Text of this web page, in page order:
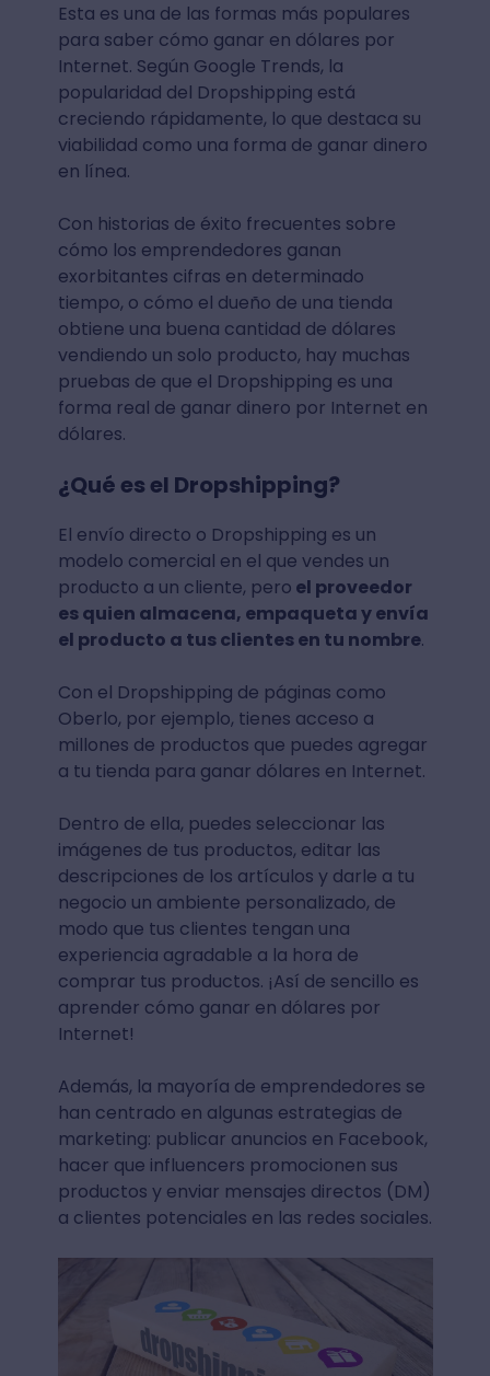
Esta es una de las formas más populares
para saber cómo ganar en dólares por
Internet. Según Google Trends, la
popularidad del Dropshipping está
creciendo rápidamente, lo que destaca su
viabilidad como una forma de ganar dinero
en línea.
Con historias de éxito frecuentes sobre
cómo los emprendedores ganan
exorbitantes cifras en determinado
tiempo, o cómo el dueño de una tienda
obtiene una buena cantidad de dólares
vendiendo un solo producto, hay muchas
pruebas de que el Dropshipping es una
forma real de ganar dinero por Internet en
dólares.
¿Qué es el Dropshipping?
El envío directo o Dropshipping es un
modelo comercial en el que vendes un
producto a un cliente, pero el proveedor
es quien almacena, empaqueta y envía
el producto a tus clientes en tu nombre.
Con el Dropshipping de páginas como
Oberlo, por ejemplo, tienes acceso a
millones de productos que puedes agregar
a tu tienda para ganar dólares en Internet.
Dentro de ella, puedes seleccionar las
imágenes de tus productos, editar las
descripciones de los artículos y darle a tu
negocio un ambiente personalizado, de
modo que tus clientes tengan una
experiencia agradable a la hora de
comprar tus productos. ¡Así de sencillo es
aprender cómo ganar en dólares por
Internet!
Además, la mayoría de emprendedores se
han centrado en algunas estrategias de
marketing: publicar anuncios en Facebook,
hacer que influencers promocionen sus
productos y enviar mensajes directos (DM)
a clientes potenciales en las redes sociales.